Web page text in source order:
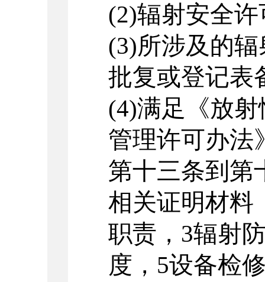
(2)辐射安全
(3)所涉及的
批复或登记表
(4)满足《放
管理许可办法
第十三条到第
相关证明材料
职责， 3辐射
度， 5设备检